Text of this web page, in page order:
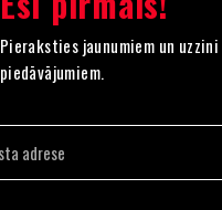
Pieraksties jaunumiem un
piedāvājumiem.